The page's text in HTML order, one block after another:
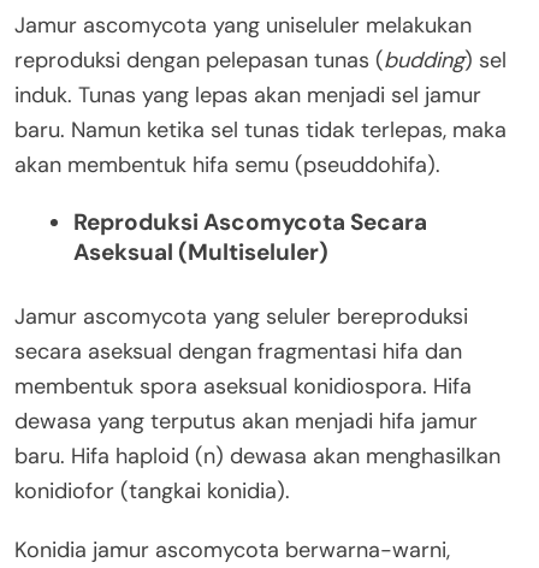
Jamur ascomycota yang uniseluler melakukan
reproduksi dengan pelepasan tunas (budding) sel
induk. Tunas yang lepas akan menjadi sel jamur
baru. Namun ketika sel tunas tidak terlepas, maka
akan membentuk hifa semu (pseuddohifa).
Reproduksi Ascomycota Secara
Aseksual (Multiseluler)
Jamur ascomycota yang seluler bereproduksi
secara aseksual dengan fragmentasi hifa dan
membentuk spora aseksual konidiospora. Hifa
dewasa yang terputus akan menjadi hifa jamur
baru. Hifa haploid (n) dewasa akan menghasilkan
konidiofor (tangkai konidia).
Konidia jamur ascomycota berwarna-warni,